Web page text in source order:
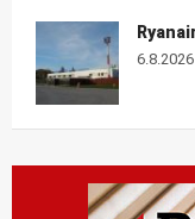
6.8.2026